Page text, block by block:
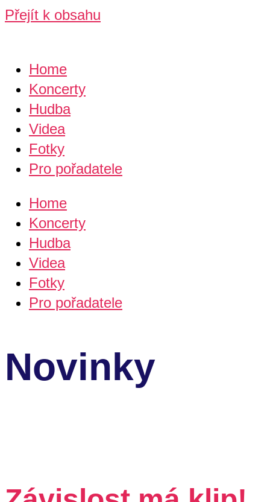
Přejít k obsahu
Home
Koncerty
Hudba
Videa
Fotky
Pro pořadatele
Home
Koncerty
Hudba
Videa
Fotky
Pro pořadatele
Novinky